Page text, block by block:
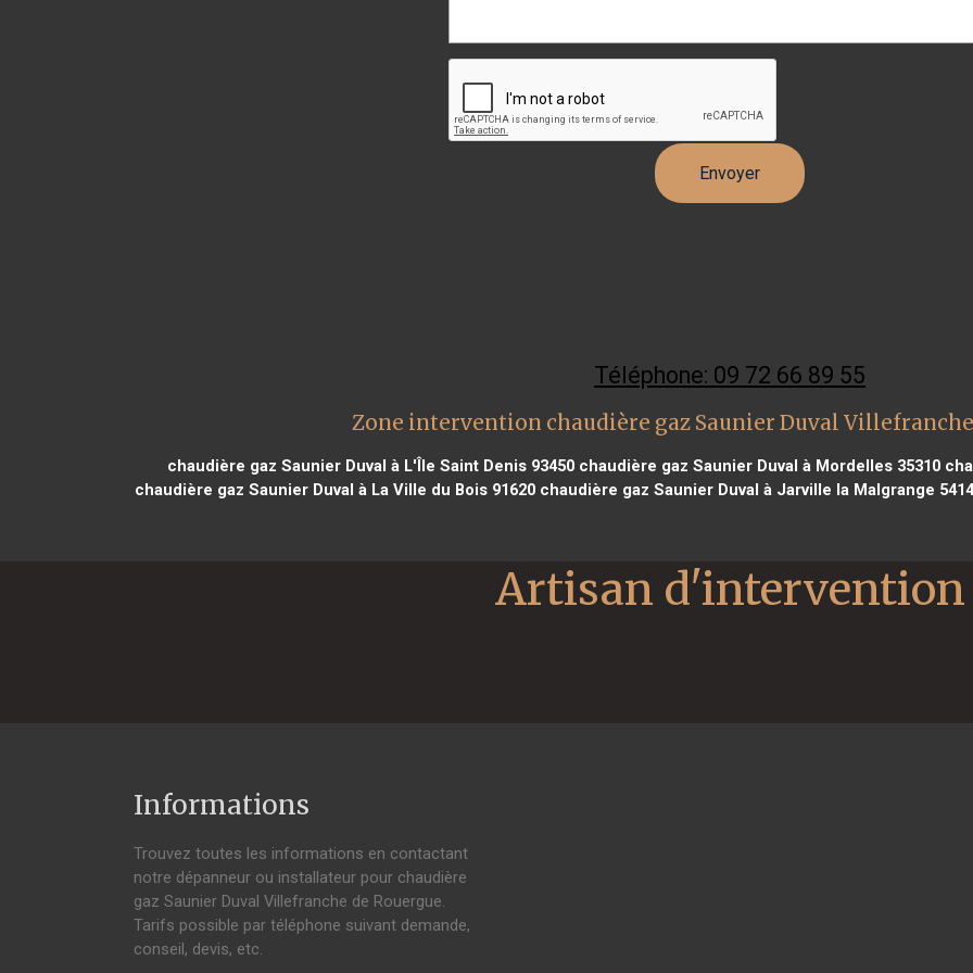
Téléphone: 09 72 66 89 55
Zone intervention chaudière gaz Saunier Duval Villefranche
chaudière gaz Saunier Duval à L'Île Saint Denis 93450chaudière gaz Saunier Duval à Mordelles 35310
chaudière gaz Saunier Duval à La Ville du Bois 91620chaudière gaz Saunier Duval à Jarville la Malgrange
Informations
Trouvez toutes les informations en contactant
notre dépanneur ou installateur pour chaudière
gaz Saunier Duval Villefranche de Rouergue.
Tarifs possible par téléphone suivant demande,
conseil, devis, etc.
Artisan d'intervention